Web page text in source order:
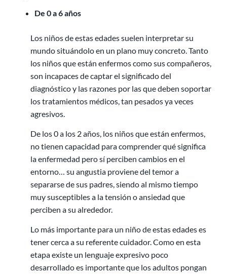
De 0 a 6 años
Los niños de estas edades suelen interpretar su
mundo situándolo en un plano muy concreto. Tanto
los niños que están enfermos como sus compañeros,
son incapaces de captar el significado del
diagnóstico y las razones por las que deben soportar
los tratamientos médicos, tan pesados ​​ya veces
agresivos.
De los 0 a los 2 años, los niños que están enfermos,
no tienen capacidad para comprender qué significa
la enfermedad pero sí perciben cambios en el
entorno… su angustia proviene del temor a
separarse de sus padres, siendo al mismo tiempo
muy susceptibles a la tensión o ansiedad que
perciben a su alrededor.
Lo más importante para un niño de estas edades es
tener cerca a su referente cuidador. Como en esta
etapa existe un lenguaje expresivo poco
desarrollado es importante que los adultos pongan